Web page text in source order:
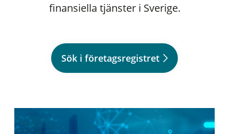
finansiella tjänster i Sverige.
Sök i företagsregistret